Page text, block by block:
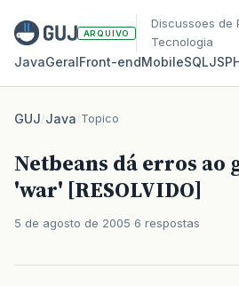
ARQUIVO
Discussoes de
Tecnologia
JavaGeralFront‑endMobileSQLJS
GUJ/Java/Topico
Netbeans dá erros ao
'war' [RESOLVIDO]
5 de agosto de 2005 6 respostas